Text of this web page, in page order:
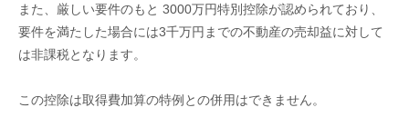
また、厳しい要件のもと 3000万円特別控除が認められており、
要件を満たした場合には3千万円までの不動産の売却益に対して
は非課税となります。
この控除は取得費加算の特例との併用はできません。